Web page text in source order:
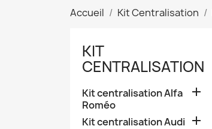
Accueil Kit Centralisation
KIT
CENTRALISATION
Kit centralisation Alfa
Roméo

Kit centralisation Audi 